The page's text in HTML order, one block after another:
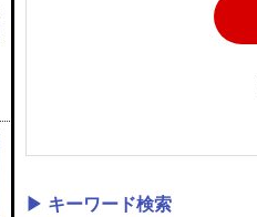
▶ キーワード検索